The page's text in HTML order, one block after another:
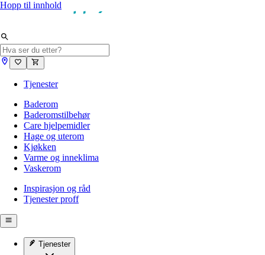
Hopp til innhold
Tjenester
Baderom
Baderomstilbehør
Care hjelpemidler
Hage og uterom
Kjøkken
Varme og inneklima
Vaskerom
Inspirasjon og råd
Tjenester proff
Tjenester